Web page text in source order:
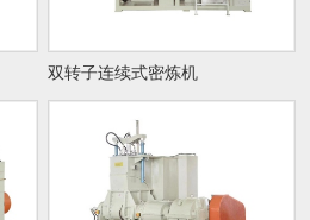
双转子连续式密炼机